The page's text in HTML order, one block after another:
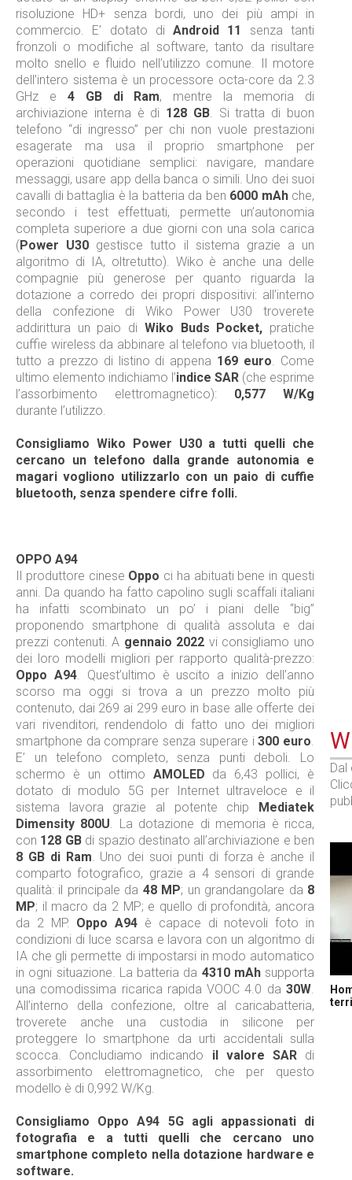
risoluzione HD+ senza bordi, uno dei più ampi in
commercio. E’ dotato diAndroid 11
senza tanti
fronzoli o modifiche al software, tanto da risultare
molto snello e fluido nell’utilizzo comune. Il motore
dell’intero sistema è un processore octa-core da 2.3
GHz e 4 GB di Ram, mentre la memoria di
archiviazione interna è di 128 GB. Si tratta di buon
telefono “di ingresso” per chi non vuole prestazioni
esagerate ma usa il proprio smartphone per
operazioni quotidiane semplici: navigare, mandare
messaggi, usare app della banca o simili. Uno dei suoi
cavalli di battaglia è la batteria da ben 6000 mAhche,
secondo i test effettuati, permette un’autonomia
completa superiore a due giorni con una sola carica
( Power U30 gestisce tutto il sistema grazie a un
algoritmo di IA, oltretutto). Wiko è anche una delle
compagnie più generose per quanto riguarda la
dotazione a corredo dei propri dispositivi: all’interno
della confezione di Wiko Power U30 troverete
addirittura un paio di Wiko Buds Pocket, pratiche
cuffie wireless da abbinare al telefono via bluetooth, il
tutto a prezzo di listino di appena 169 euro. Come
ultimo elemento indichiamo l’indice SAR (che esprime
l’assorbimento elettromagnetico): 0,577 W/Kg
durante l’utilizzo.
Consigliamo Wiko Power U30 a tutti quelli che
cercano un telefono dalla grande autonomia e
magari vogliono utilizzarlo con un paio di cuffie
bluetooth, senza spendere cifre folli.
OPPO A94
Il produttore cinese Oppo ci ha abituati bene in questi
anni. Da quando ha fatto capolino sugli scaffali italiani
ha infatti scombinato un po’ i piani delle “big”
proponendo smartphone di qualità assoluta e dai
prezzi contenuti. A gennaio 2022 vi consigliamo uno
dei loro modelli migliori per rapporto qualità-prezzo:
Oppo A94. Quest’ultimo è uscito a inizio dell’anno
scorso ma oggi si trova a un prezzo molto più
contenuto, dai 269 ai 299 euro in base alle offerte dei
vari rivenditori, rendendolo di fatto uno dei migliori
smartphone da comprare senza superare i300 euro.
E’ un telefono completo, senza punti deboli. Lo
schermo è un ottimo AMOLED da 6,43 pollici, è
dotato di modulo 5G per Internet ultraveloce e il
sistema lavora grazie al potente chip
Mediatek
Dimensity 800U. La dotazione di memoria è ricca,
con 128 GBdi spazio destinato all’archiviazione e ben
8 GB di Ram. Uno dei suoi punti di forza è anche il
comparto fotografico, grazie a 4 sensori di grande
qualità: il principale da 48 MP; un grandangolare da 8
MP; il macro da 2 MP; e quello di profondità, ancora
da 2 MP. Oppo A94 è capace di notevoli foto in
condizioni di luce scarsa e lavora con un algoritmo di
IA che gli permette di impostarsi in modo automatico
in ogni situazione. La batteria da 4310 mAhsupporta
una comodissima ricarica rapida VOOC 4.0 da 30W.
All’interno della confezione, oltre al caricabatteria,
troverete anche una custodia in silicone per
proteggere lo smartphone da urti accidentali sulla
scocca. Concludiamo indicando il valore SARdi
assorbimento elettromagnetico, che per questo
modello è di 0,992 W/Kg.
Consigliamo Oppo A94 5G agli appassionati di
fotografia e a tutti quelli che cercano uno
smartphone completo nella dotazione hardware e
software.